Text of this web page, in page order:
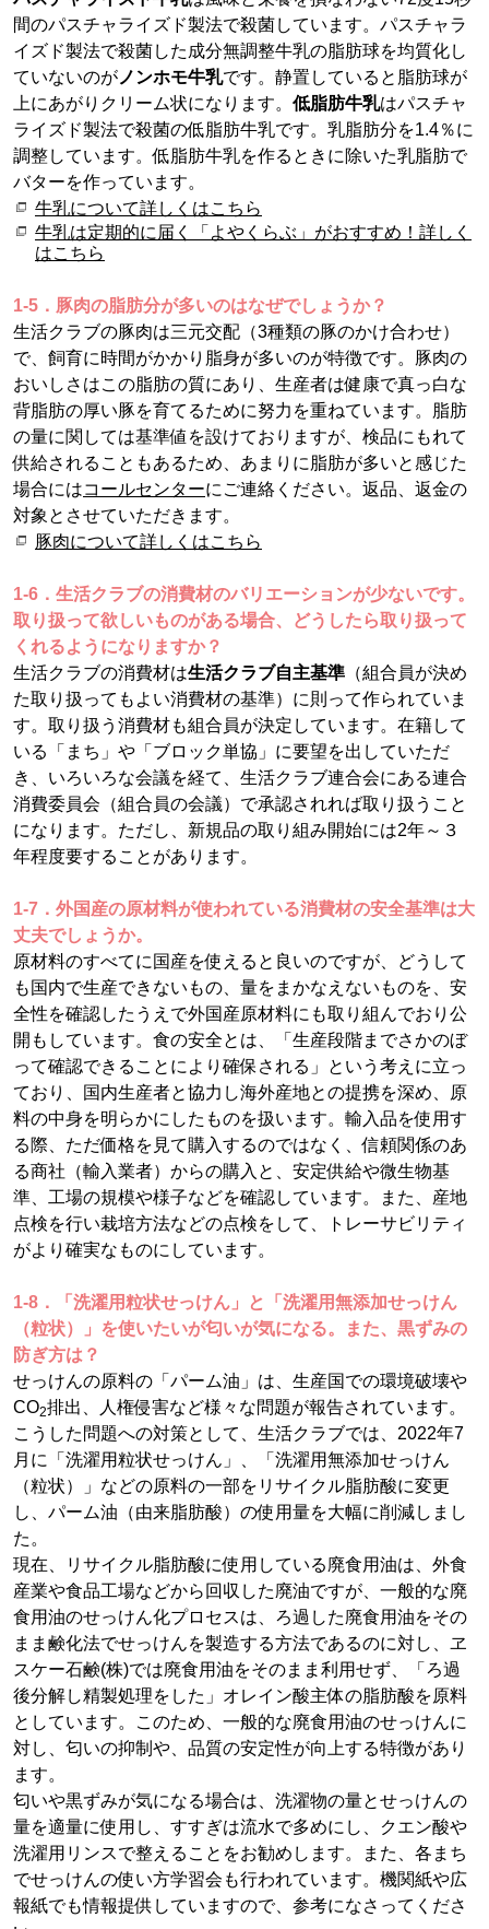
間のパスチャライズド製法で殺菌しています。パスチャラ
イズド製法で殺菌した成分無調整牛乳の脂肪球を均質化し
ていないのが ノンホモ牛乳です。静置していると脂肪球が
上にあがりクリーム状になります。 低脂肪牛乳はパスチャ
ライズド製法で殺菌の低脂肪牛乳です。乳脂肪分を1.4％に
調整しています。低脂肪牛乳を作るときに除いた乳脂肪で
バターを作っています。
牛乳について詳しくはこちら
牛乳は定期的に届く「よやくらぶ」がおすすめ！詳しく
はこちら
1-5．豚肉の脂肪分が多いのはなぜでしょうか？
生活クラブの豚肉は三元交配（3種類の豚のかけ合わせ）
で、飼育に時間がかかり脂身が多いのが特徴です。豚肉の
おいしさはこの脂肪の質にあり、生産者は健康で真っ白な
背脂肪の厚い豚を育てるために努力を重ねています。脂肪
の量に関しては基準値を設けておりますが、検品にもれて
供給されることもあるため、あまりに脂肪が多いと感じた
場合にはコールセンターにご連絡ください。返品、返金の
対象とさせていただきます。
豚肉について詳しくはこちら
1-6．生活クラブの消費材のバリエーションが少ないです。
取り扱って欲しいものがある場合、どうしたら取り扱って
くれるようになりますか？
生活クラブの消費材は生活クラブ自主基準 （組合員が決め
た取り扱ってもよい消費材の基準）に則って作られていま
す。取り扱う消費材も組合員が決定しています。在籍して
いる「まち」や「ブロック単協」に要望を出していただ
き、いろいろな会議を経て、生活クラブ連合会にある連合
消費委員会（組合員の会議）で承認されれば取り扱うこと
になります。ただし、新規品の取り組み開始には2年～３
年程度要することがあります。
1-7．外国産の原材料が使われている消費材の安全基準は大
丈夫でしょうか。
原材料のすべてに国産を使えると良いのですが、どうして
も国内で生産できないもの、量をまかなえないものを、安
全性を確認したうえで外国産原材料にも取り組んでおり公
開もしています。食の安全とは、「生産段階までさかのぼ
って確認できることにより確保される」という考えに立っ
ており、国内生産者と協力し海外産地との提携を深め、原
料の中身を明らかにしたものを扱います。輸入品を使用す
る際、ただ価格を見て購入するのではなく、信頼関係のあ
る商社（輸入業者）からの購入と、安定供給や微生物基
準、工場の規模や様子などを確認しています。また、産地
点検を行い栽培方法などの点検をして、トレーサビリティ
がより確実なものにしています。
1-8．「洗濯用粒状せっけん」と「洗濯用無添加せっけん
（粒状）」を使いたいが匂いが気になる。また、黒ずみの
防ぎ方は？
せっけんの原料の「パーム油」は、生産国での環境破壊や
CO2排出、人権侵害など様々な問題が報告されています。
こうした問題への対策として、生活クラブでは、2022年7
月に「洗濯用粒状せっけん」、「洗濯用無添加せっけん
（粒状）」などの原料の一部をリサイクル脂肪酸に変更
し、パーム油（由来脂肪酸）の使用量を大幅に削減しまし
た。
現在、リサイクル脂肪酸に使用している廃食用油は、外食
産業や食品工場などから回収した廃油ですが、一般的な廃
食用油のせっけん化プロセスは、ろ過した廃食用油をその
まま鹸化法でせっけんを製造する方法であるのに対し、ヱ
スケー石鹸(株)では廃食用油をそのまま利用せず、「ろ過
後分解し精製処理をした」オレイン酸主体の脂肪酸を原料
としています。このため、一般的な廃食用油のせっけんに
対し、匂いの抑制や、品質の安定性が向上する特徴があり
ます。
匂いや黒ずみが気になる場合は、洗濯物の量とせっけんの
量を適量に使用し、すすぎは流水で多めにし、クエン酸や
洗濯用リンスで整えることをお勧めします。また、各まち
でせっけんの使い方学習会も行われています。機関紙や広
報紙でも情報提供していますので、参考になさってくださ